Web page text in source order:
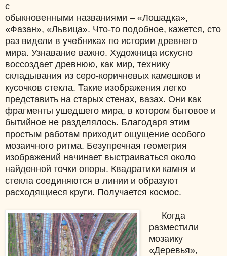
с
обыкновенными названиями – «Лошадка»,
«Фазан», «Львица». Что-то подобное, кажется, сто
раз видели в учебниках по истории древнего
мира. Узнавание важно. Художница искусно
воссоздает древнюю, как мир, технику
складывания из серо-коричневых камешков и
кусочков стекла. Такие изображения легко
представить на старых стенах, вазах. Они как
фрагменты ушедшего мира, в котором бытовое и
бытийное не разделялось. Благодаря этим
простым работам приходит ощущение особого
мозаичного ритма. Безупречная геометрия
изображений начинает выстраиваться около
найденной точки опоры. Квадратики камня и
стекла соединяются в линии и образуют
расходящиеся круги. Получается космос.
Когда
разместили
мозаику
«Деревья»,